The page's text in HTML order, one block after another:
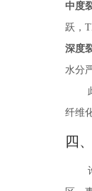
中度
跃，
深度
水分
纤维
四